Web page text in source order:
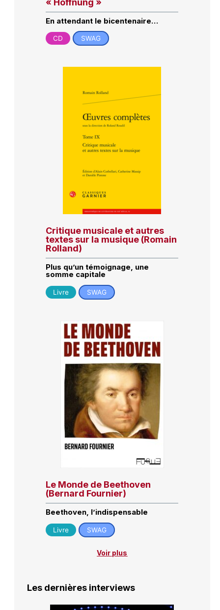
En attendant le bicentenaire…
CD SWAG
Critique musicale et autres
textes sur la musique (Romain
Rolland)
Plus qu’un témoignage, une
somme capitale
Livre SWAG
Le Monde de Beethoven
(Bernard Fournier)
Beethoven, l’indispensable
Livre SWAG
Voir plus
Les dernières interviews